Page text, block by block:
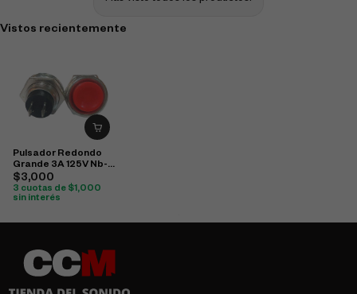
Vistos recientemente
Pulsador Redondo
Grande 3A 125V Nb-
805
$3,000
3 cuotas de $1,000
sin interés